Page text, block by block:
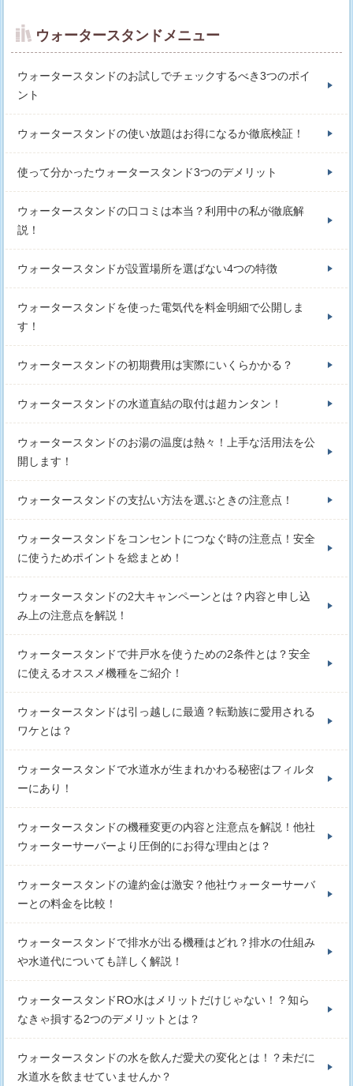
ウォータースタンドメニュー
ウォータースタンドのお試しでチェックするべき3つのポイ
ント
ウォータースタンドの使い放題はお得になるか徹底検証！
使って分かったウォータースタンド3つのデメリット
ウォータースタンドの口コミは本当？利用中の私が徹底解
説！
ウォータースタンドが設置場所を選ばない4つの特徴
ウォータースタンドを使った電気代を料金明細で公開しま
す！
ウォータースタンドの初期費用は実際にいくらかかる？
ウォータースタンドの水道直結の取付は超カンタン！
ウォータースタンドのお湯の温度は熱々！上手な活用法を公
開します！
ウォータースタンドの支払い方法を選ぶときの注意点！
ウォータースタンドをコンセントにつなぐ時の注意点！安全
に使うためポイントを総まとめ！
ウォータースタンドの2大キャンペーンとは？内容と申し込
み上の注意点を解説！
ウォータースタンドで井戸水を使うための2条件とは？安全
に使えるオススメ機種をご紹介！
ウォータースタンドは引っ越しに最適？転勤族に愛用される
ワケとは？
ウォータースタンドで水道水が生まれかわる秘密はフィルタ
ーにあり！
ウォータースタンドの機種変更の内容と注意点を解説！他社
ウォーターサーバーより圧倒的にお得な理由とは？
ウォータースタンドの違約金は激安？他社ウォーターサーバ
ーとの料金を比較！
ウォータースタンドで排水が出る機種はどれ？排水の仕組み
や水道代についても詳しく解説！
ウォータースタンドRO水はメリットだけじゃない！？知ら
なきゃ損する2つのデメリットとは？
ウォータースタンドの水を飲んだ愛犬の変化とは！？未だに
水道水を飲ませていませんか？